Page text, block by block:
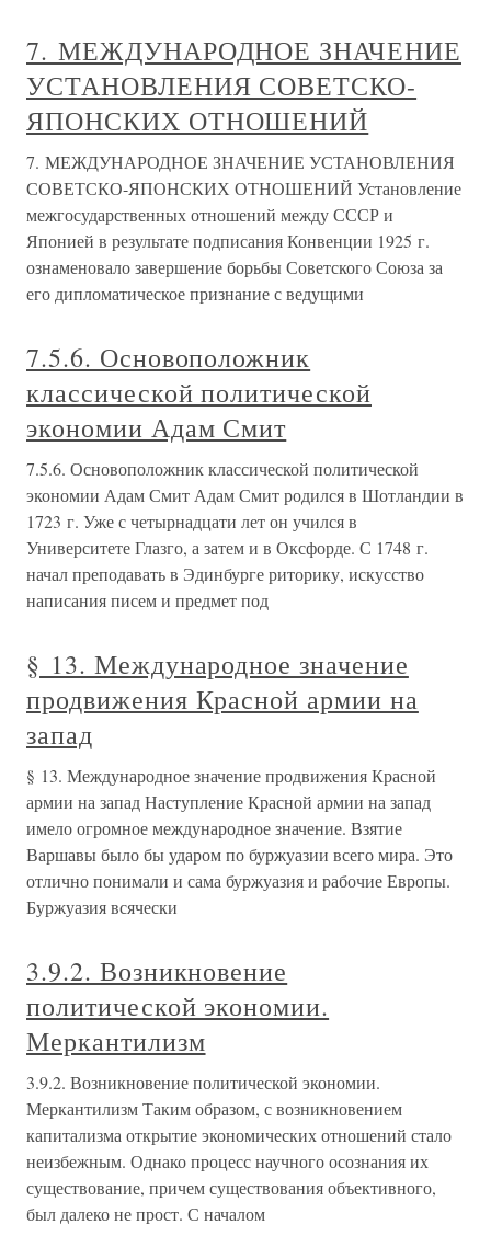
7. МЕЖДУНАРОДНОЕ ЗНАЧЕНИЕ
УСТАНОВЛЕНИЯ СОВЕТСКО-
ЯПОНСКИХ ОТНОШЕНИЙ
7. МЕЖДУНАРОДНОЕ ЗНАЧЕНИЕ УСТАНОВЛЕНИЯ
СОВЕТСКО-ЯПОНСКИХ ОТНОШЕНИЙ Установление
межгосударственных отношений между СССР и
Японией в результате подписания Конвенции 1925 г.
ознаменовало завершение борьбы Советского Союза за
его дипломатическое признание с ведущими
7.5.6. Основоположник
классической политической
экономии Адам Смит
7.5.6. Основоположник классической политической
экономии Адам Смит Адам Смит родился в Шотландии в
1723 г. Уже с четырнадцати лет он учился в
Университете Глазго, а затем и в Оксфорде. С 1748 г.
начал преподавать в Эдинбурге риторику, искусство
написания писем и предмет под
§ 13. Международное значение
продвижения Красной армии на
запад
§ 13. Международное значение продвижения Красной
армии на запад Наступление Красной армии на запад
имело огромное международное значение. Взятие
Варшавы было бы ударом по буржуазии всего мира. Это
отлично понимали и сама буржуазия и рабочие Европы.
Буржуазия всячески
3.9.2. Возникновение
политической экономии.
Меркантилизм
3.9.2. Возникновение политической экономии.
Меркантилизм Таким образом, с возникновением
капитализма открытие экономических отношений стало
неизбежным. Однако процесс научного осознания их
существование, причем существования объективного,
был далеко не прост. С началом